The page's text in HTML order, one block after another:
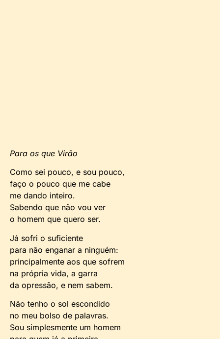
Para os que Virão
Como sei pouco, e sou pouco,
faço o pouco que me cabe
me dando inteiro.
Sabendo que não vou ver
o homem que quero ser.
Já sofri o suficiente
para não enganar a ninguém:
principalmente aos que sofrem
na própria vida, a garra
da opressão, e nem sabem.
Não tenho o sol escondido
no meu bolso de palavras.
Sou simplesmente um homem